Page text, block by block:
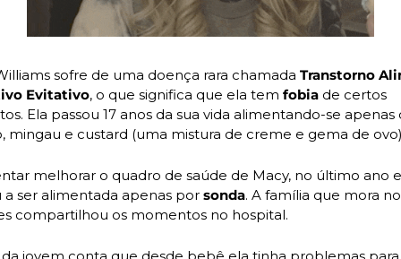
sofre de uma doença rara chamada Transtorno
Evitativo, o que significa que ela tem fobia de certos
Ela passou 17 anos da sua vida alimentando-se apenas
mingau e custard (uma mistura de creme e gema de
melhorar o quadro de saúde de Macy, no último ano
a ser alimentada apenas por sonda. A família que mora
compartilhou os momentos no hospital.